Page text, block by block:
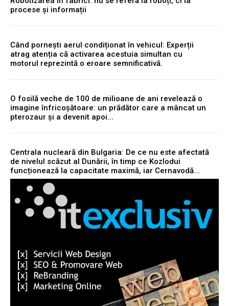
procese și informații
Când pornești aerul condiționat în vehicul: Experții
atrag atenția că activarea acestuia simultan cu
motorul reprezintă o eroare semnificativă.
O fosilă veche de 100 de milioane de ani revelează o
imagine înfricoșătoare: un prădător care a mâncat un
pterozaur și a devenit apoi...
Centrala nucleară din Bulgaria: De ce nu este afectată
de nivelul scăzut al Dunării, în timp ce Kozlodui
funcționează la capacitate maximă, iar Cernavodă...